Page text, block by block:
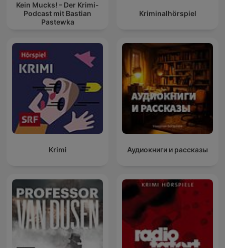
Kein Mucks! – Der Krimi-
Podcast mit Bastian
Pastewka
Kriminalhörspiel
Krimi Аудиокниги и рассказы